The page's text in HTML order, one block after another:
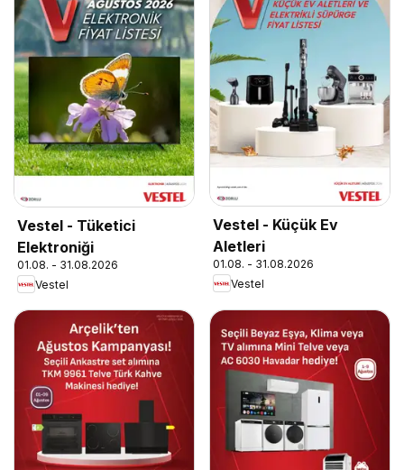
Vestel - Tüketici
Elektroniği
01.08. - 31.08.2026
Vestel
Vestel - Küçük Ev
Aletleri
01.08. - 31.08.2026
Vestel